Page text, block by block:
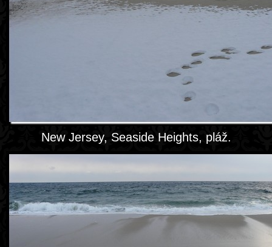
New Jersey, Seaside Heights, pláž.